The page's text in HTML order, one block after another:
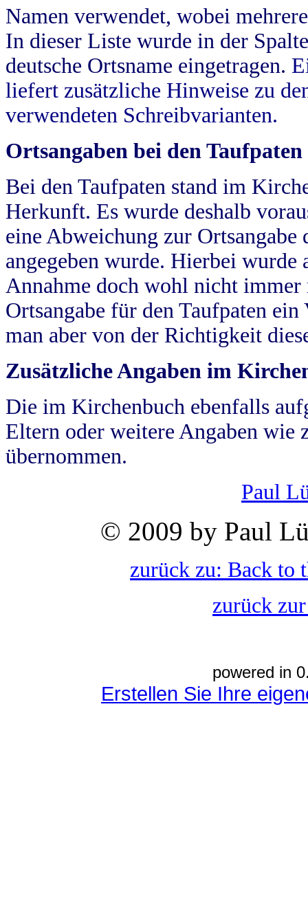
Namen verwendet, wobei
In dieser Liste wurde in der
deutsche Ortsname eingetragen.
liefert zusätzliche Hinweise zu
verwendeten Schreibvarianten.
Ortsangaben bei den Taufpaten
Bei den Taufpaten stand im
Herkunft. Es wurde deshalb
eine Abweichung zur
angegeben wurde. Hierbei wurde
Annahme doch wohl nicht
Ortsangabe für den Taufpaten
man aber von der Richtigkeit
Zusätzliche Angaben im
Die im Kirchenbuch ebenfalls
Eltern oder weitere Angaben wie
übernommen.
Paul
© 2009 by Paul
zurück zu: Back to
zurück
powered in
Erstellen Sie Ihre